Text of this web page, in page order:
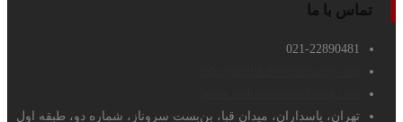
تماس با ما
021-22890481
تهران، پاسداران، میدان قبا، بن‌بست سروناز، شماره دو، طبقه اول